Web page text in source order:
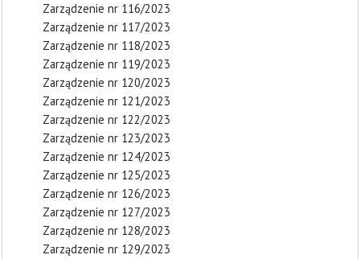
Zarządzenie nr 116/2023
Zarządzenie nr 117/2023
Zarządzenie nr 118/2023
Zarządzenie nr 119/2023
Zarządzenie nr 120/2023
Zarządzenie nr 121/2023
Zarządzenie nr 122/2023
Zarządzenie nr 123/2023
Zarządzenie nr 124/2023
Zarządzenie nr 125/2023
Zarządzenie nr 126/2023
Zarządzenie nr 127/2023
Zarządzenie nr 128/2023
Zarządzenie nr 129/2023